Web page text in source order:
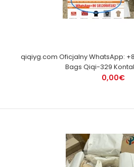
qiqiyg.com Oficjalny WhatsApp:
Bags Qiqi-329
0,00€